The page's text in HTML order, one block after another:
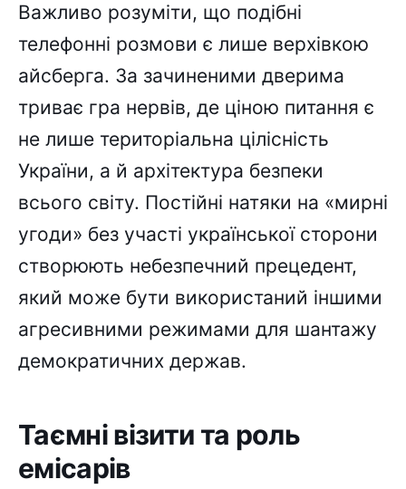
Важливо розуміти, що подібні
телефонні розмови є лише верхівкою
айсберга. За зачиненими дверима
триває гра нервів, де ціною питання є
не лише територіальна цілісність
України, а й архітектура безпеки
всього світу. Постійні натяки на «мирні
угоди» без участі української сторони
створюють небезпечний прецедент,
який може бути використаний іншими
агресивними режимами для шантажу
демократичних держав.
Таємні візити та роль
емісарів